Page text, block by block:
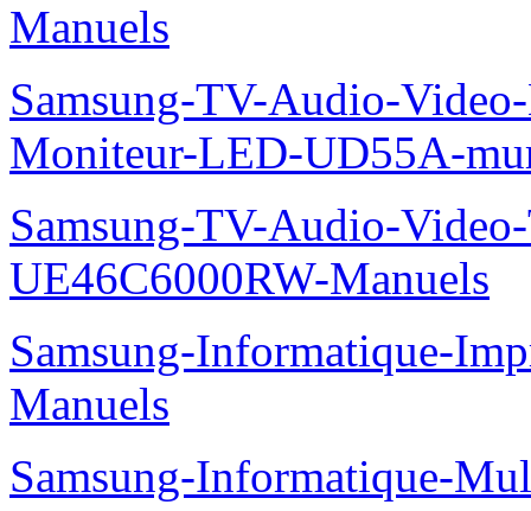
Manuels
Samsung-TV-Audio-
Moniteur-LED-UD55A-
Samsung-TV-Audio-
UE46C6000RW-Manuels
Samsung-Informatique-
Manuels
Samsung-Informatique-